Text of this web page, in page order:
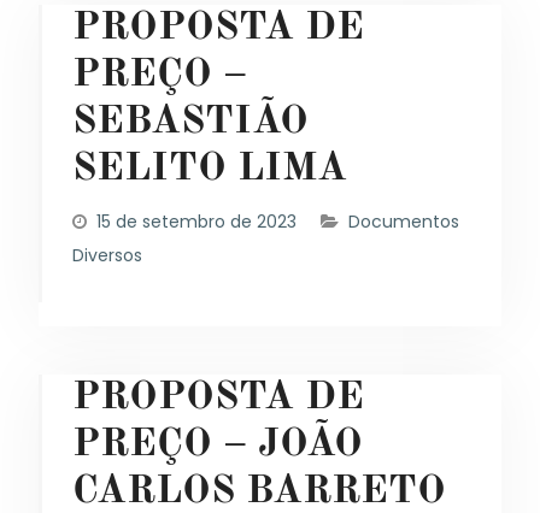
PROPOSTA DE
PREÇO –
SEBASTIÃO
SELITO LIMA
15 de setembro de 2023
Documentos
Diversos
PROPOSTA DE
PREÇO – JOÃO
CARLOS BARRETO